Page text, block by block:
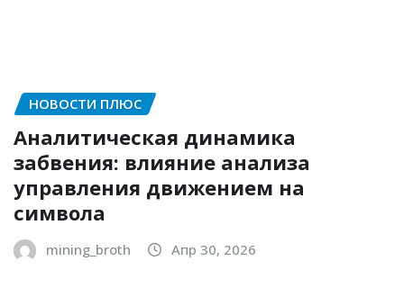
НОВОСТИ ПЛЮС
Аналитическая динамика
забвения: влияние анализа
управления движением на
символа
mining_broth Апр 30, 2026